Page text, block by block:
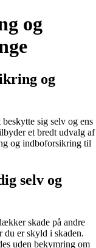
og
og
sig selv og ens
et bredt udvalg af
og indboforsikring til
selv og
skade på andre
du er skyld i skaden.
uden bekymring om